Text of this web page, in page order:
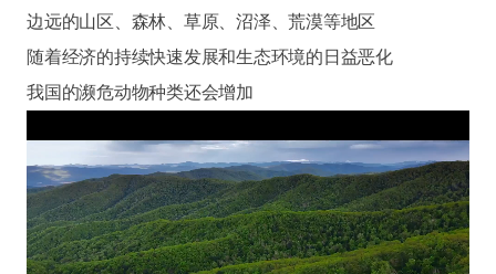
边远的山区、森林、草原、沼泽、荒漠等地区
随着经济的持续快速发展和生态环境的日益恶化
我国的濒危动物种类还会增加